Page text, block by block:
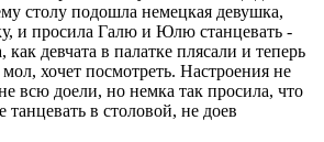
столу подошла немецкая девушка,
и просила Галю и Юлю станцевать -
как девчата в палатке плясали и теперь
хочет посмотреть. Настроения не
всю доели, но немка так просила, что
в столовой, не доев